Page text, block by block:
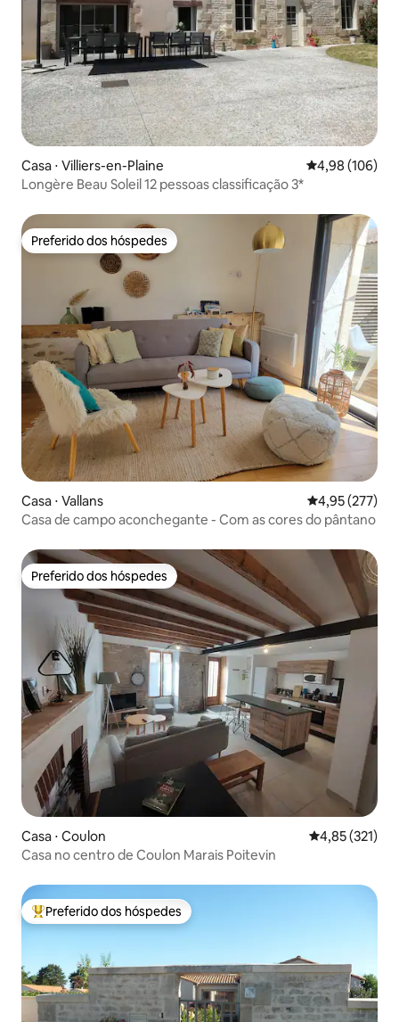
Casa ⋅ Villiers-en-Plaine 4,98 de uma
4,98 (106)
Longère Beau Soleil 12 pessoas classificação 3*
Preferido dos hóspedes
Preferido dos hóspedes
Casa ⋅ Vallans 4,95 de uma
4,95 (277)
Casa de campo aconchegante - Com as cores do pântano
Preferido dos hóspedes
Preferido dos hóspedes
Casa ⋅ Coulon 4,85 de uma
4,85 (321)
Casa no centro de Coulon Marais Poitevin
Entre os melhores preferidos dos hóspedes
Preferido dos hóspedes